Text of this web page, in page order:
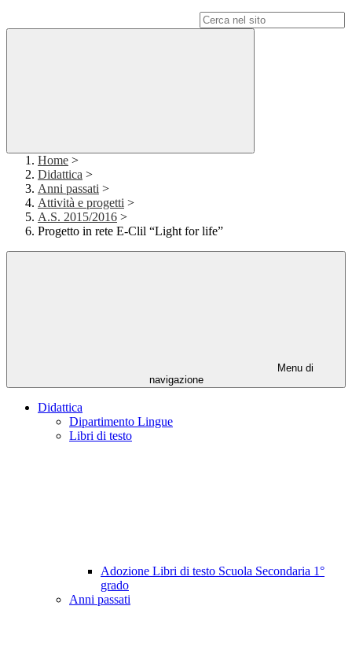
Home >
Didattica >
Anni passati >
Attività e progetti >
A.S. 2015/2016 >
Progetto in rete E-Clil “Light for life”
Menu di
navigazione
Didattica
Dipartimento Lingue
Libri di testo
Adozione Libri di testo Scuola Secondaria 1°
grado
Anni passati